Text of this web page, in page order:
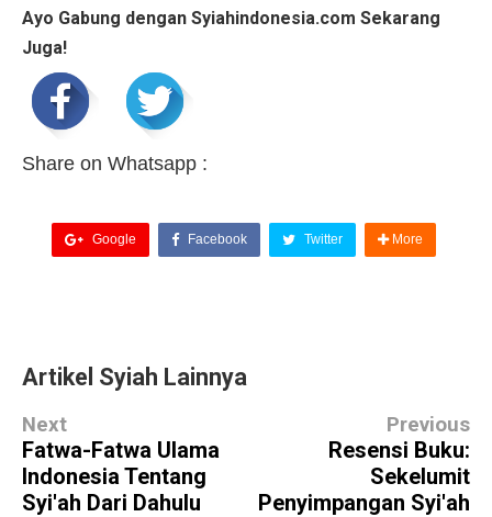
Ayo Gabung dengan Syiahindonesia.com Sekarang
Juga!
Share on Whatsapp :
Google Facebook Twitter More
Artikel Syiah Lainnya
Next
Fatwa-Fatwa Ulama
Indonesia Tentang
Syi'ah Dari Dahulu
Previous
Resensi Buku:
Sekelumit
Penyimpangan Syi'ah